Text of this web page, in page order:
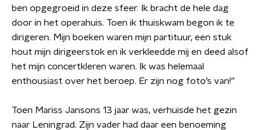
ben opgegroeid in deze sfeer. Ik bracht de hele dag
door in het operahuis. Toen ik thuiskwam begon ik te
dirigeren. Mijn boeken waren mijn partituur, een stuk
hout mijn dirigeerstok en ik verkleedde mij en deed alsof
het mijn concertkleren waren. Ik was helemaal
enthousiast over het beroep. Er zijn nog foto’s van!”
Toen Mariss Jansons 13 jaar was, verhuisde het gezin
naar Leningrad. Zijn vader had daar een benoeming